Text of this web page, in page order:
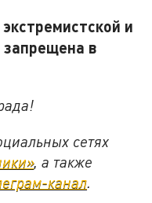
и
запрещена в
сетях
, а также
канал